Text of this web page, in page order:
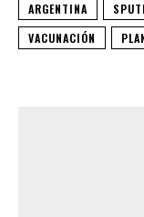
ARGENTINA
VACUNACIÓN